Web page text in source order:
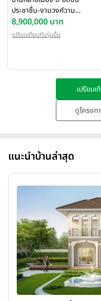
ประชาชื่น-งามวงศ์วาน
(Baanklangmueng The
Edition Prachachuen-
8,900,000 บาท
เปรียบเทียบกับรุ่นอื่น
เปรียบ
ดูโครง
แนะนำบ้านล่าสุด